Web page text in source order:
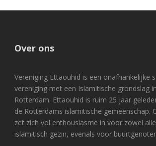
Over ons
Vereniging Ettaouhid is een onafhankelijke
vereniging met een Islamitische grondslag
Rotterdam. Ettaouhid is ruim 25 jaar
de Rotterdams islamitische gemeenschap.
zet zich vol enthousiasme in voor zowel
islamitisch gezin, evenals voor